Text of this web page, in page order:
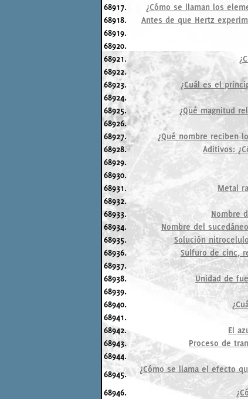
68917.
¿Cómo se llaman los
68918.
Antes de que Hertz
68919.
68920.
68921.
68922.
68923.
¿Cuál es el
68924.
68925.
¿Qué magnitud
68926.
68927.
¿Qué nombre reciben
68928.
Aditivos:
68929.
68930.
68931.
Metal
68932.
68933.
Nombre
68934.
Nombre del
68935.
Solución
68936.
Sulfuro de cinc,
68937.
68938.
Unidad de
68939.
68940.
68941.
68942.
El
68943.
Proceso de
68944.
68945.
¿Cómo se llama el efecto
68946.